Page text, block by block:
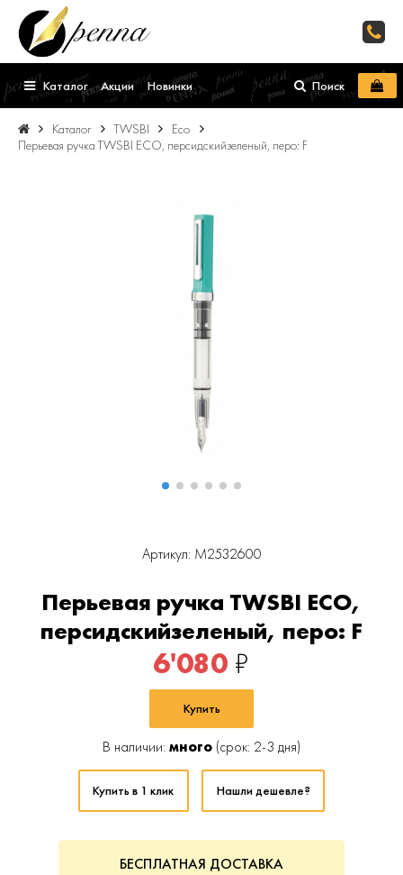
Каталог Акции Новинки Поиск
Каталог TWSBI
Eco
Перьевая ручка TWSBI ECO, персидскийзеленый, перо: F
Артикул: M2532600
Перьевая ручка TWSBI ECO,
персидскийзеленый, перо: F
6'080 ₽
Купить
В наличии: много (срок: 2-3 дня)
Купить в 1 клик Нашли дешевле?
БЕСПЛАТНАЯ ДОСТАВКА